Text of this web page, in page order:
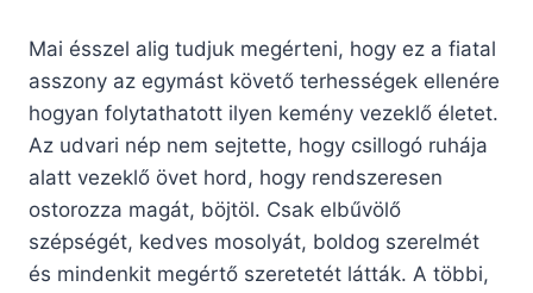
Mai ésszel alig tudjuk megérteni, hogy ez a fiatal
asszony az egymást követő terhességek ellenére
hogyan folytathatott ilyen kemény vezeklő életet.
Az udvari nép nem sejtette, hogy csillogó ruhája
alatt vezeklő övet hord, hogy rendszeresen
ostorozza magát, böjtöl. Csak elbűvölő
szépségét, kedves mosolyát, boldog szerelmét
és mindenkit megértő szeretetét látták. A többi,